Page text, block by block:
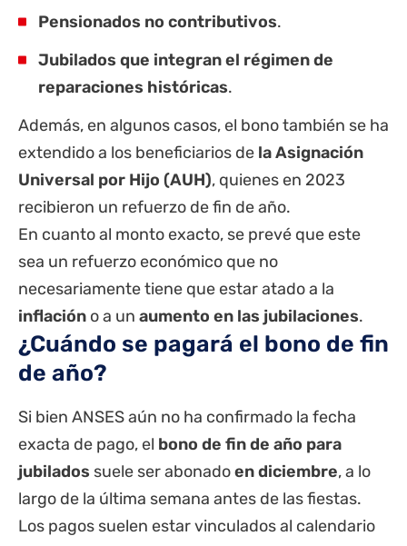
Pensionados no contributivos.
Jubilados que integran el régimen de
reparaciones históricas.
Además, en algunos casos, el bono también se ha
extendido a los beneficiarios de la Asignación
Universal por Hijo (AUH), quienes en 2023
recibieron un refuerzo de fin de año.
En cuanto al monto exacto, se prevé que este
sea un refuerzo económico que no
necesariamente tiene que estar atado a la
inflación o a un aumento en las jubilaciones.
¿Cuándo se pagará el bono de fin
de año?
Si bien ANSES aún no ha confirmado la fecha
exacta de pago, el bono de fin de año para
jubilados suele ser abonadoen diciembre, a lo
largo de la última semana antes de las fiestas.
Los pagos suelen estar vinculados al calendario